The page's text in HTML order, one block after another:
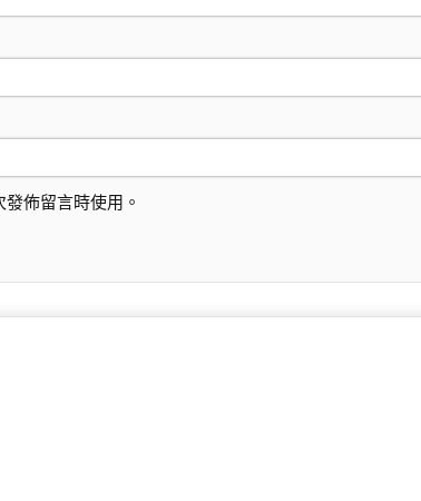
佈留言時使用。